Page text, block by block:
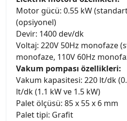
Motor gücü: 0.55 kW
(opsiyonel)
Devir: 1400 dev/dk
Voltaj: 220V 50Hz monofaze
monofaze, 110V 60Hz
Vakum pompası özellikleri:
Vakum kapasitesi: 220 lt/dk
lt/dk (1.1 kW ve 1.5 kW)
Palet ölçüsü: 85 x 55 x 6 mm
Palet tipi: Grafit